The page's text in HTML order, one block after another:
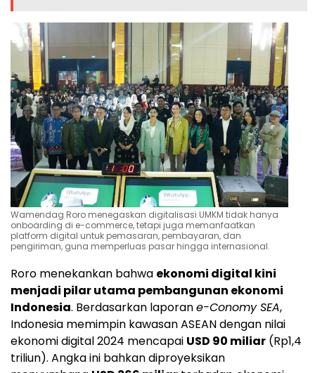
Wamendag Roro menegaskan digitalisasi UMKM tidak hanya
onboarding di e-commerce, tetapi juga memanfaatkan
platform digital untuk pemasaran, pembayaran, dan
pengiriman, guna memperluas pasar hingga internasional.
Roro menekankan bahwa ekonomi digital kini
menjadi pilar utama pembangunan ekonomi
Indonesia. Berdasarkan laporane-Conomy SEA,
Indonesia memimpin kawasan ASEAN dengan nilai
ekonomi digital 2024 mencapai USD 90 miliar (Rp1,4
triliun). Angka ini bahkan diproyeksikan